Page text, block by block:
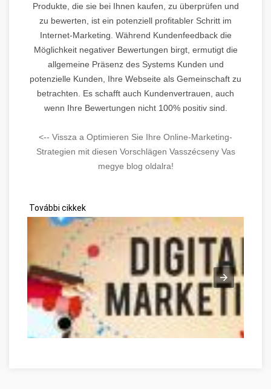
Produkte, die sie bei Ihnen kaufen, zu überprüfen und
zu bewerten, ist ein potenziell profitabler Schritt im
Internet-Marketing. Während Kundenfeedback die
Möglichkeit negativer Bewertungen birgt, ermutigt die
allgemeine Präsenz des Systems Kunden und
potenzielle Kunden, Ihre Webseite als Gemeinschaft zu
betrachten. Es schafft auch Kundenvertrauen, auch
wenn Ihre Bewertungen nicht 100% positiv sind.
<-- Vissza a Optimieren Sie Ihre Online-Marketing-
Strategien mit diesen Vorschlägen Vasszécseny Vas
megye blog oldalra!
További cikkek